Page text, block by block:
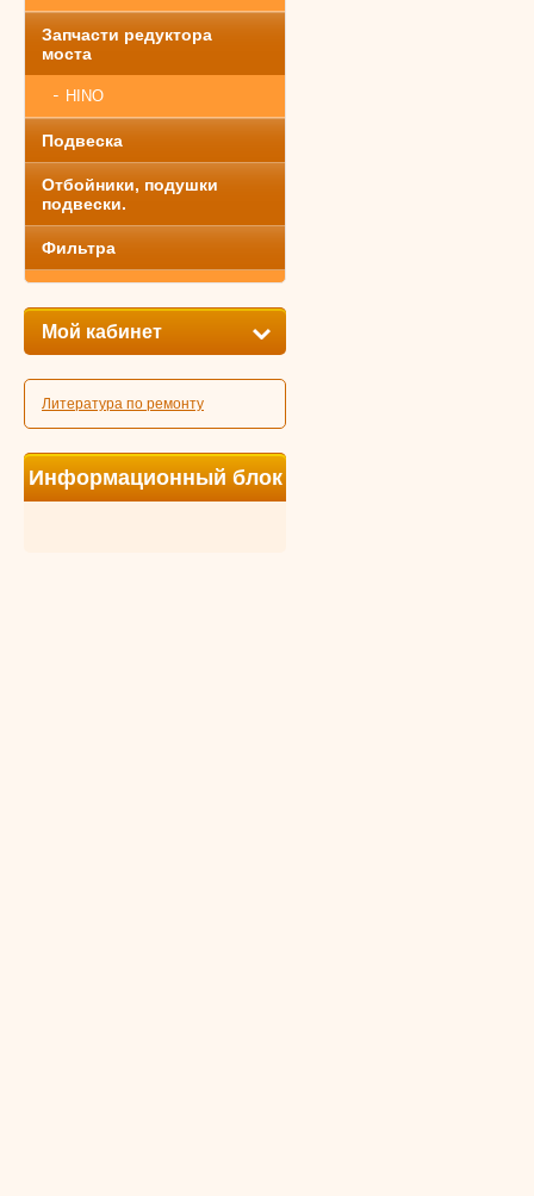
Запчасти редуктора
моста
HINO
Подвеска
Отбойники, подушки
подвески.
Фильтра
Мой кабинет
Литература по ремонту
Информационный блок